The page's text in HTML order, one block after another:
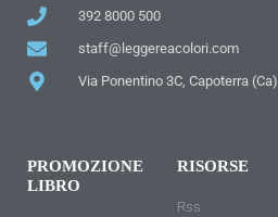
392 8000 500
staff@leggereacolori.com
Via Ponentino 3C, Capoterra (Ca)
PROMOZIONE
LIBRO
RISORSE
Rss